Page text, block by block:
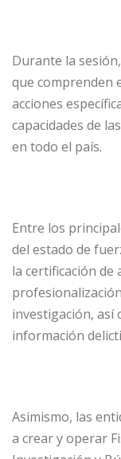
Durante la
que comprenden
acciones
capacidades de
en todo el país.
Entre los
del estado de
la certificación de
investigación, así
información
Asimismo, las
a crear y operar